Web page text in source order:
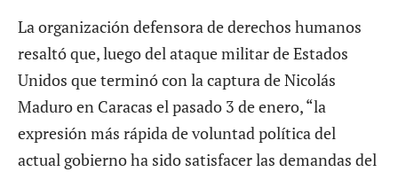
La organización defensora de derechos humanos
resaltó que, luego del ataque militar de Estados
Unidos que terminó con la captura de Nicolás
Maduro en Caracas el pasado 3 de enero, “la
expresión más rápida de voluntad política del
actual gobierno ha sido satisfacer las demandas del